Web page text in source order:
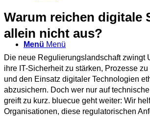
Menü Menü
Warum reichen digitale
allein nicht aus?
Die neue Regulierungslandschaft zwingt
ihre IT-Sicherheit zu stärken, Prozesse
und den Einsatz digitaler Technologien
abzusichern. Doch wer nur auf
greift zu kurz. bluecue geht weiter: Wir
Organisationen, diese regulatorischen